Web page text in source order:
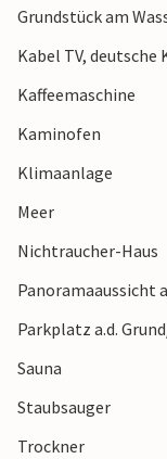
Grundstück am
Kabel TV, deutsche
Kaffeemaschine
Kaminofen
Klimaanlage
Meer
Nichtraucher-Haus
Panoramaaussicht
Parkplatz a.d.
Sauna
Staubsauger
Trockner